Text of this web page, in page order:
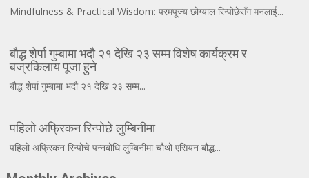
Mindfulness & Practical Wisdom: परमपूज्य छोग्याल रिन्पोछेसँग मनलाई...
बौद्ध शेर्पा गुम्बामा भदौ २१ देखि २३ सम्म विशेष कार्यक्रम र
बज्रकिलाय पूजा हुने
बौद्ध शेर्पा गुम्बामा भदौ २१ देखि २३ सम्म...
पहिलो अफ्रिकन रिन्पोछे लुम्बिनीमा
पहिलो अफ्रिकन रिन्पोचे पन्नबोधि लुम्बिनीमा चौथो एसियन बौद्ध...